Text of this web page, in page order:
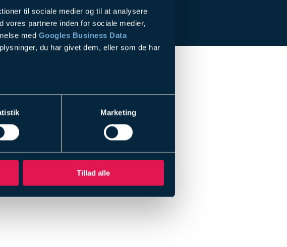
til sociale medier og til at analysere
vores partnere inden for sociale medier,
med Googles Business Data
du har givet dem, eller som de har
Marketing
Tillad alle
Videokonference Service
Skærme Service
& Rådgivning
02.70 indkøbsaftale